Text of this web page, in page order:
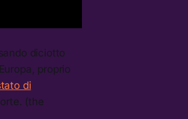
diciotto
proprio
di
(the